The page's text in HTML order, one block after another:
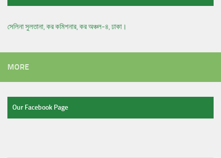
সেলিনা সুলতানা, কর কমিশনার, কর অঞ্চল-৪, ঢাকা।
MORE
Our Facebook Page